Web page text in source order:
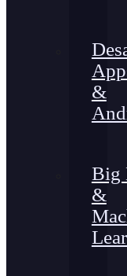
&
Big
&